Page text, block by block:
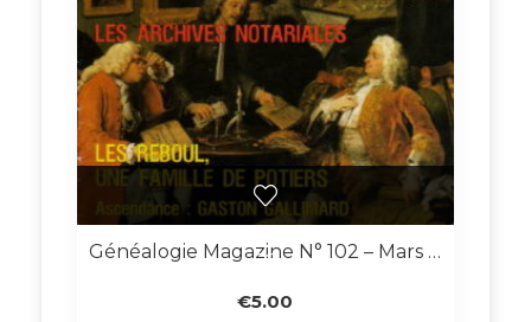
Généalogie Magazine N° 102 – Mars 1992
€5.00